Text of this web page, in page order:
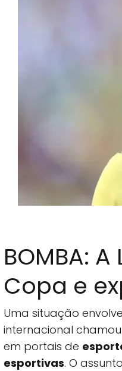
BOMBA:
Copa e
Uma situação
internacional
em portais de
esportivas. O